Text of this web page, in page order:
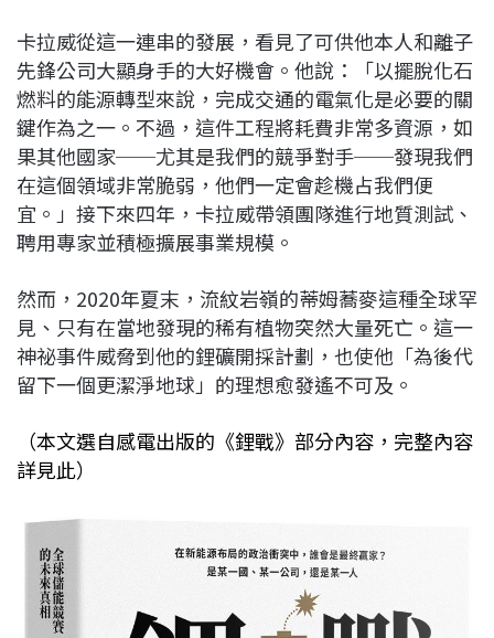
卡拉威從這一連串的發展，看見了可供他本人和離子
先鋒公司大顯身手的大好機會。他說：「以擺脫化石
燃料的能源轉型來說，完成交通的電氣化是必要的關
鍵作為之一。不過，這件工程將耗費非常多資源，如
果其他國家──尤其是我們的競爭對手──發現我們
在這個領域非常脆弱，他們一定會趁機占我們便
宜。」接下來四年，卡拉威帶領團隊進行地質測試、
聘用專家並積極擴展事業規模。
然而，2020年夏末，流紋岩嶺的蒂姆蕎麥這種全球罕
見、只有在當地發現的稀有植物突然大量死亡。這一
神祕事件威脅到他的鋰礦開採計劃，也使他「為後代
留下一個更潔淨地球」的理想愈發遙不可及。
（本文選自感電出版的《鋰戰》部分內容，完整內容
詳見此）